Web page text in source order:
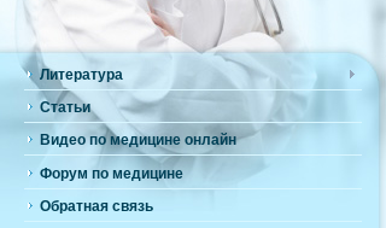
Литература
Статьи
Видео по медицине онлайн
Форум по медицине
Обратная связь